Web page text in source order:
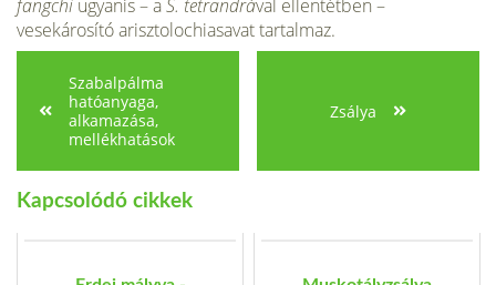
fangchi ugyanis – aS. tetrandrával ellentétben –
vesekárosító arisztolochiasavat tartalmaz.
Szabalpálma
hatóanyaga,
alkamazása,
mellékhatások
Zsálya
Kapcsolódó cikkek